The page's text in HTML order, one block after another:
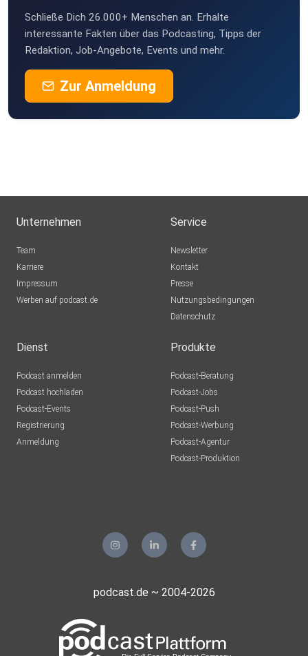
Schließe Dich 26.000+ Menschen an. Erhalte
interessante Fakten über das Podcasting, Tipps der
Redaktion, Job-Angebote, Events und mehr.
Zur Anmeldung
Unternehmen
Team
Karriere
Impressum
Werben auf podcast.de
Service
Newsletter
Kontakt
Presse
Nutzungsbedingungen
Datenschutz
Dienst
Podcast anmelden
Podcast hochladen
Podcast-Events
Registrierung
Anmeldung
Produkte
Podcast-Beratung
Podcast-Jobs
Podcast-Push
Podcast-Werbung
Podcast-Agentur
Podcast-Produktion
podcast.de ~ 2004-2026